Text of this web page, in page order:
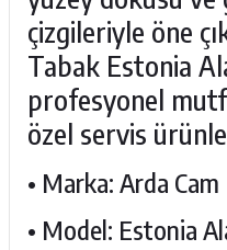
çizgileriyle öne
Tabak Estonia
profesyonel
özel servis
• Marka: Arda Cam
• Model: Estonia